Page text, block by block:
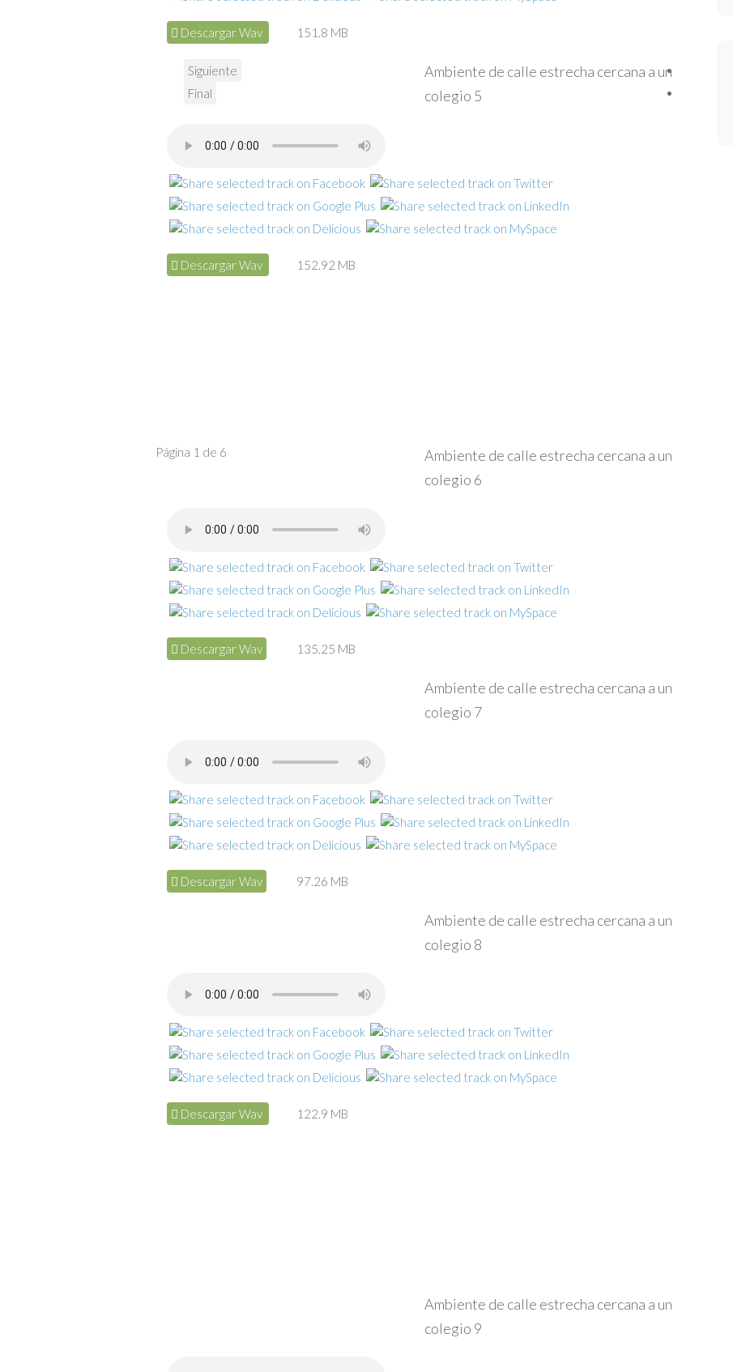
Descargar Wav 151.8 MB
Ambiente de calle estrecha cercana a un
colegio 5
Descargar Wav 152.92 MB
Ambiente de calle estrecha cercana a un
colegio 6
Descargar Wav 135.25 MB
Ambiente de calle estrecha cercana a un
colegio 7
Descargar Wav 97.26 MB
Ambiente de calle estrecha cercana a un
colegio 8
Descargar Wav 122.9 MB
Ambiente de calle estrecha cercana a un
colegio 9
Siguiente
Final
Página 1 de 6